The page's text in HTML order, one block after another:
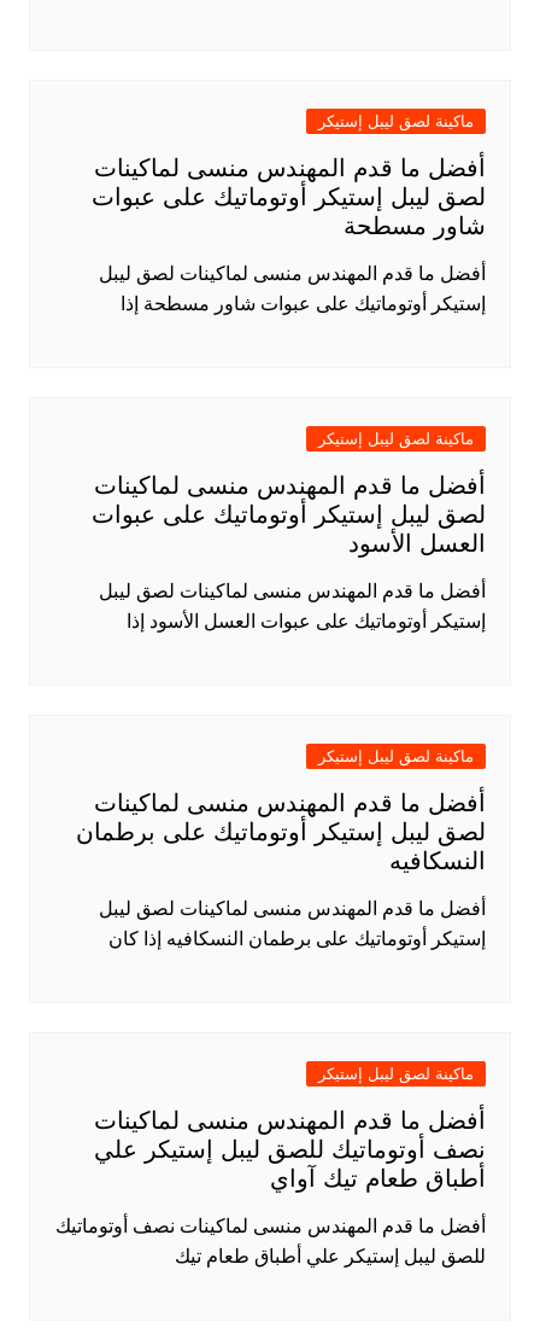
ماكينة لصق ليبل إستيكر
أفضل ما قدم المهندس منسى لماكينات
لصق ليبل إستيكر أوتوماتيك على عبوات
شاور مسطحة
أفضل ما قدم المهندس منسى لماكينات لصق ليبل
إستيكر أوتوماتيك على عبوات شاور مسطحة إذا
ماكينة لصق ليبل إستيكر
أفضل ما قدم المهندس منسى لماكينات
لصق ليبل إستيكر أوتوماتيك على عبوات
العسل الأسود
أفضل ما قدم المهندس منسى لماكينات لصق ليبل
إستيكر أوتوماتيك على عبوات العسل الأسود إذا
ماكينة لصق ليبل إستيكر
أفضل ما قدم المهندس منسى لماكينات
لصق ليبل إستيكر أوتوماتيك على برطمان
النسكافيه
أفضل ما قدم المهندس منسى لماكينات لصق ليبل
إستيكر أوتوماتيك على برطمان النسكافيه إذا كان
ماكينة لصق ليبل إستيكر
أفضل ما قدم المهندس منسى لماكينات
نصف أوتوماتيك للصق ليبل إستيكر علي
أطباق طعام تيك آواي
أفضل ما قدم المهندس منسى لماكينات نصف أوتوماتيك
للصق ليبل إستيكر علي أطباق طعام تيك